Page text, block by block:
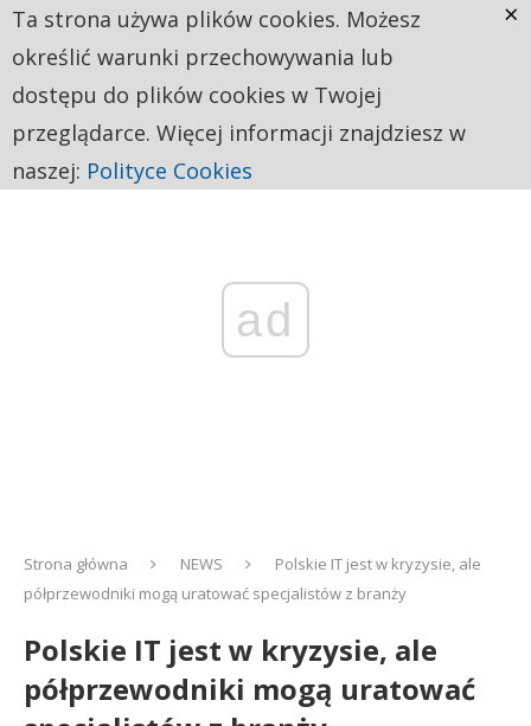
ad
Strona główna NEWS
Polskie IT jest w kryzysie, ale
półprzewodniki mogą uratować specjalistów z branży
Polskie IT jest w kryzysie, ale
półprzewodniki mogą uratować
Ta strona używa plików cookies. Możesz
określić warunki przechowywania lub
dostępu do plików cookies w Twojej
przeglądarce. Więcej informacji znajdziesz w
naszej: Polityce Cookies
×